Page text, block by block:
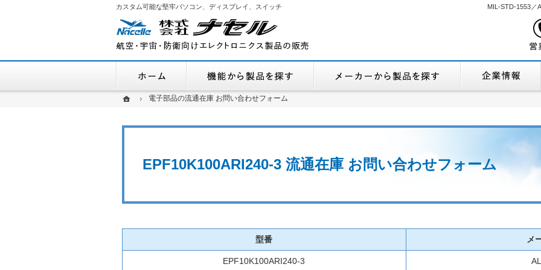
ホーム電子部品の流通在庫 お問い合わせフォーム
EPF10K100ARI240-3 流通在庫 お問い合わせフォーム
MIL-STD-1553／
カスタム可能な堅牢パソコン、ディスプレイ、スイッチ
型番 メ
EPF10K100ARI240-3
ホーム電子部品の流通在庫 お問い合わせフォーム